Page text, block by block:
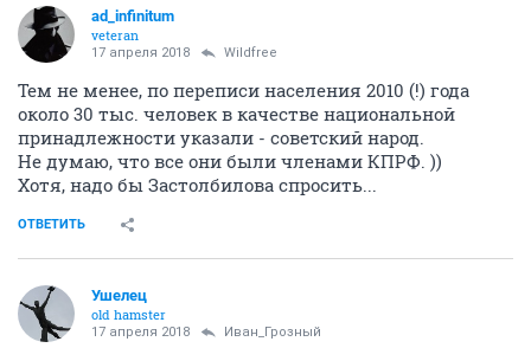
ad_infinitum
veteran
17 апреля 2018 Wildfree
Тем не менее, по переписи населения 2010 (!) года
около 30 тыс. человек в качестве национальной
принадлежности указали - советский народ.
Не думаю, что все они были членами КПРФ. ))
Хотя, надо бы Застолбилова спросить...
ОТВЕТИТЬ
Ушелец
old hamster
17 апреля 2018 Иван_Грозный